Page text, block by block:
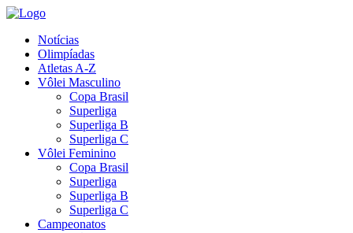
Notícias
Olimpíadas
Atletas A-Z
Vôlei Masculino
Copa Brasil
Superliga
Superliga B
Superliga C
Vôlei Feminino
Copa Brasil
Superliga
Superliga B
Superliga C
Campeonatos